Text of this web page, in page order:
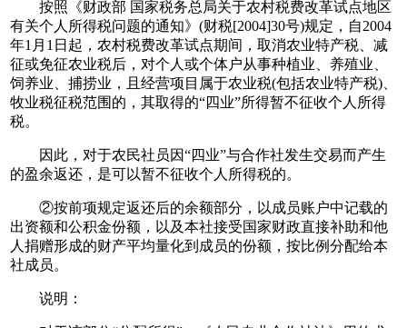
按照《财政部 国家税务总局关于农村税费改革试点地区
有关个人所得税问题的通知》(财税[2004]30号)规定，自2004
年1月1日起，农村税费改革试点期间，取消农业特产税、减
征或免征农业税后，对个人或个体户从事种植业、养殖业、
饲养业、捕捞业，且经营项目属于农业税(包括农业特产税)、
牧业税征税范围的，其取得的“四业”所得暂不征收个人所得
税。
因此，对于农民社员因“四业”与合作社发生交易而产生
的盈余返还，是可以暂不征收个人所得税的。
②按前项规定返还后的余额部分，以成员账户中记载的
出资额和公积金份额，以及本社接受国家财政直接补助和他
人捐赠形成的财产平均量化到成员的份额，按比例分配给本
社成员。
说明：